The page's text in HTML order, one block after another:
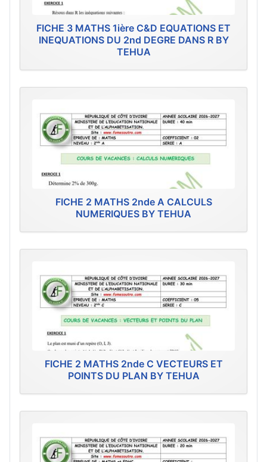
FICHE 3 MATHS 1ière C&D EQUATIONS ET
INEQUATIONS DU 2nd DEGRE DANS R BY
TEHUA
FICHE 2 MATHS 2nde A CALCULS
NUMERIQUES BY TEHUA
FICHE 2 MATHS 2nde C VECTEURS ET
POINTS DU PLAN BY TEHUA